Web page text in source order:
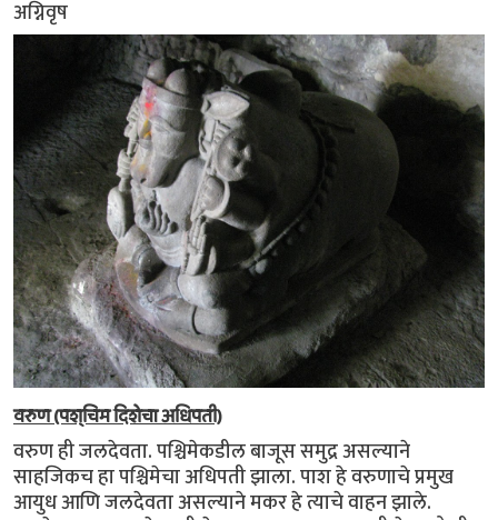
अग्निवृष
वरुण (पश्चिम दिशेचा अधिपती)
वरुण ही जलदेवता. पश्चिमेकडील बाजूस समुद्र असल्याने
साहजिकच हा पश्चिमेचा अधिपती झाला. पाश हे वरुणाचे प्रमुख
आयुध आणि जलदेवता असल्याने मकर हे त्याचे वाहन झाले.